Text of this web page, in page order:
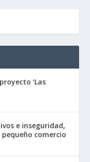
‘Las
e inseguridad,
comercio